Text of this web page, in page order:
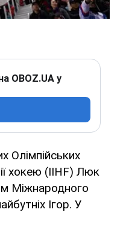
OBOZ.UA у
Олімпійських
хокею (IIHF) Люк
Міжнародного
Ігор. У